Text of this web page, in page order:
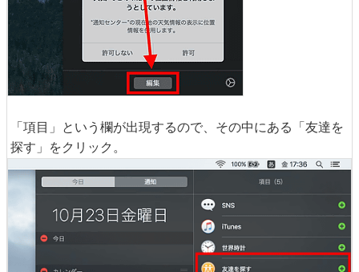
「項目」という欄が出現するので、その中にある「友達を
探す」をクリック。